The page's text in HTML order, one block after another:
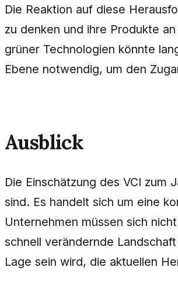
Die Reaktion auf diese
zu denken und ihre Produkte
grüner Technologien könnte
Ebene notwendig, um den
Ausblick
Die Einschätzung des VCI
sind. Es handelt sich um eine
Unternehmen müssen sich
schnell verändernde
Lage sein wird, die aktuellen